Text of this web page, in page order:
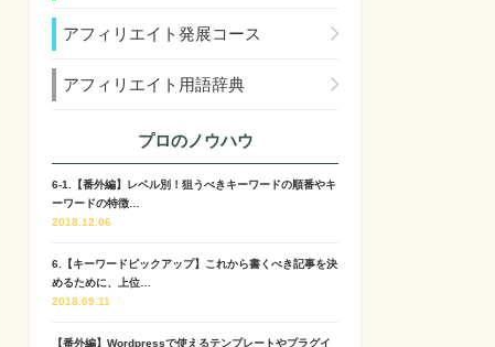
アフィリエイト発展コース
アフィリエイト用語辞典
プロのノウハウ
6-1.【番外編】レベル別！狙うべきキーワードの順番やキ
ーワードの特徴…
2018.12.06
6.【キーワードピックアップ】これから書くべき記事を決
めるために、上位…
2018.09.11
【番外編】Wordpressで使えるテンプレートやプラグイ